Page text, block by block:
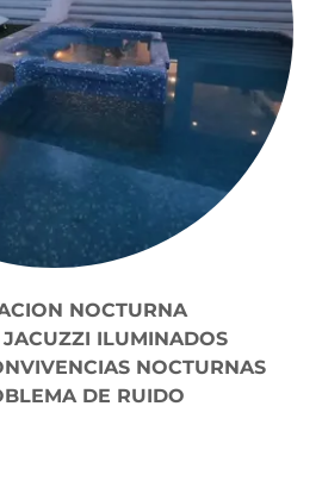
NOCTURNA
ILUMINADOS
NOCTURNAS
DE RUIDO